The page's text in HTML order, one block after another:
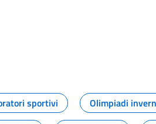
sportivi Olimpiadi